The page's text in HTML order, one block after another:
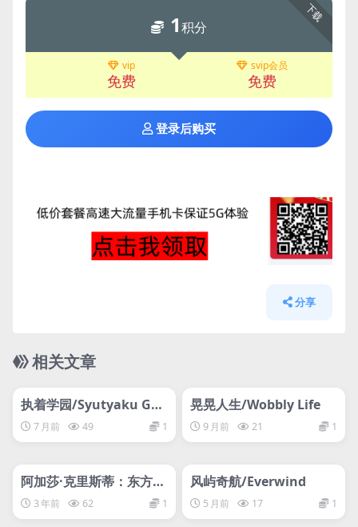
下载
1积分
vip
免费
svip会员
免费
登录后购买
分享
相关文章
网盘下载游戏
执着学园/Syutyaku Gak
uen7 月前 49 1
网盘下载游戏
晃晃人生/Wobbly Life
9 月前 21 1
网盘下载游戏
阿加莎·克里斯蒂：东方快
车谋杀案/Agatha Christ
ie – Murder on the Orie
3 年前 62 1
网盘下载游戏
风屿奇航/Everwind
5 月前 17 1